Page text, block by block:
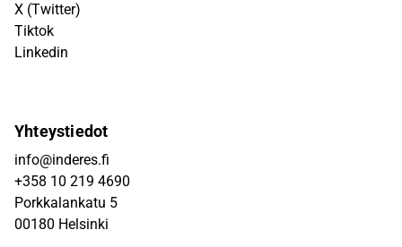
X (Twitter)
Tiktok
Linkedin
Yhteystiedot
info@inderes.fi
+358 10 219 4690
Porkkalankatu 5
00180 Helsinki